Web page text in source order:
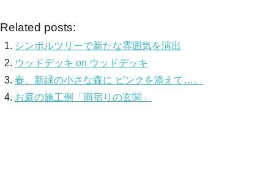
Related posts:
シンボルツリーで新たな雰囲気を演出
ウッドデッキ on ウッドデッキ
春、新緑の小さな森に ピンクを添えて…。
お庭の施工例「雨宿りの玄関」